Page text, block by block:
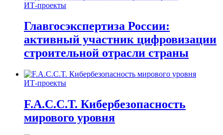
ИТ-проекты
Главгосэкспертиза России:
активный участник цифровизации
строительной отрасли страны
ИТ-проекты
F.A.C.C.T. Кибербезопасность
мирового уровня